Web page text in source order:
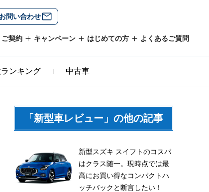
問い合わせ
ご契約 キャンペーン はじめての方 よくあるご質問
ンキング 中古車
「新型車レビュー」の他の記事
新型スズキ スイフトのコスパ
はクラス随一。現時点では最
高にお買い得なコンパクトハ
ッチバックと断言したい！